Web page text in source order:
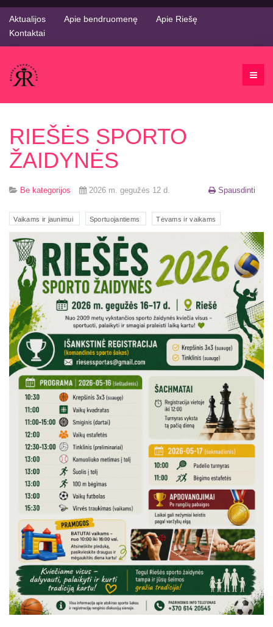
Aktualijos Apie bendruomenę
Apie Riešę
Kontaktai
RIEŠĖS SPORTO
ŽAIDYNĖS
Spausdinti
Be kategorijos 2026 m. gegužės 12 d.
Vaikams ir jaunimui Sportuojantiems Tėvams ir vaikams